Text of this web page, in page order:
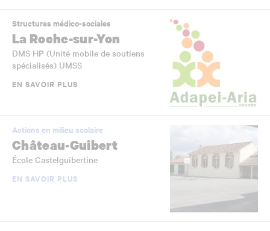
Structures médico-sociales
La Roche-sur-Yon
DMS HP (Unité mobile de soutiens
spécialisés) UMSS
EN SAVOIR PLUS
Actions en milieu scolaire
Château-Guibert
École Castelguibertine
EN SAVOIR PLUS